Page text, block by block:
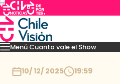
Menú Cuanto vale el Show
Momentos Presentaciones
10/ 12/ 2025 19:59
Imperdibles